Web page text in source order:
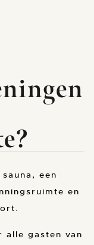
een
en
alle gasten van